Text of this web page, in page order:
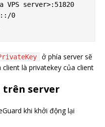
server>:51820
::/0
ở phía server sẽ
là privatekey của client
trên server
khi khởi động lại